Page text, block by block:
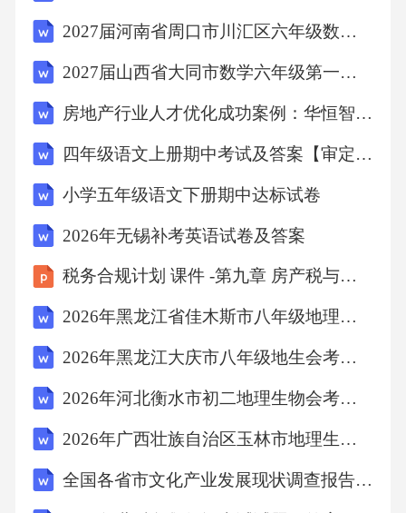
支持临床护理，并在患者界面中提供信息以增
强患者自主性，WCGHW必须始终在源系统和P
HDC中持有完整的最新患者信息。关于用HPRS
取代
ClinicomPMI的影响的说明：续10稳定性：WCG
HW要求我们的PMI系统稳定，正常运行时间达
到99.99%。停机程序：HPRS发生的任何停机都
会影响所有其他面向患者的系统（Clinicom、P
HCIS、PREHMIS和临床系统），并且需要使用
停机程序，从而加剧PMI中重复患者的问题。技
提供强大的系统支持，同时NDoH技术团队也需
要提供同等支持。互操作性：WCGHW使用Clin
icomPMI作为省内其他PAS系统（例如PHCIS和P
REHMIS）以及临床系统（例如CARES转诊系
2027届河南省周口市川汇区六年级数学第一学期期末达标检测试题含解析
2027届山西省大同市数学六年级第一学期期末质量跟踪监视模拟试题含解析
房地产行业人才优化成功案例：华恒智信破解薪酬竞争力不足
四年级语文上册期中考试及答案【审定版】
小学五年级语文下册期中达标试卷
2026年无锡补考英语试卷及答案
税务合规计划 课件 -第九章 房产税与契税的税务规划
2026年黑龙江省佳木斯市八年级地理生物会考考试题库(含答案)
2026年黑龙江大庆市八年级地生会考真题试卷(+答案)
2026年河北衡水市初二地理生物会考真题试卷(+答案)
2026年广西壮族自治区玉林市地理生物会考考试题库（附含答案）
全国各省市文化产业发展现状调查报告试卷